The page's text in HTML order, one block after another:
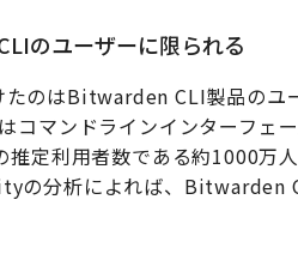
のユーザーに限られる
たのはBitwarden CLI製品のユ
コマンドラインインターフェ
定利用者数である約1000万
の分析によれば、Bitwarden